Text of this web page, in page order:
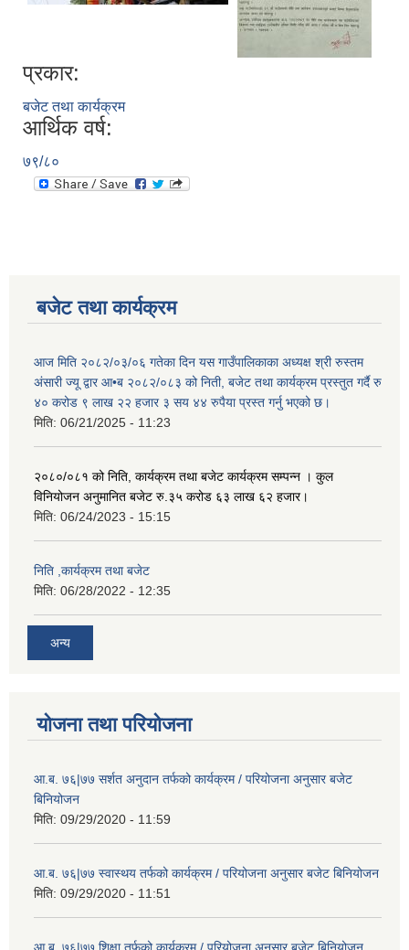
प्रकार:
बजेट तथा कार्यक्रम
आर्थिक वर्ष:
७९/८०
बजेट तथा कार्यक्रम
आज मिति २०८२/०३/०६ गतेका दिन यस गाउँपालिकाका अध्यक्ष श्री रुस्तम
अंसारी ज्यू द्वार आ•ब २०८२/०८३ को निती, बजेट तथा कार्यक्रम प्रस्तुत गर्दै रु
४० करोड ९ लाख २२ हजार ३ सय ४४ रुपैया प्रस्त गर्नु भएको छ।
मिति: 06/21/2025 - 11:23
२०८०/०८१ को निति, कार्यक्रम तथा बजेट कार्यक्रम सम्पन्न । कुल
विनियोजन अनुमानित बजेट रु.३५ करोड ६३ लाख ६२ हजार।
मिति: 06/24/2023 - 15:15
निति ,कार्यक्रम तथा बजेट
मिति: 06/28/2022 - 12:35
अन्य
योजना तथा परियोजना
आ.ब. ७६|७७ सर्शत अनुदान तर्फको कार्यक्रम / परियोजना अनुसार बजेट
बिनियोजन
मिति: 09/29/2020 - 11:59
आ.ब. ७६|७७ स्वास्थय तर्फको कार्यक्रम / परियोजना अनुसार बजेट बिनियोजन
मिति: 09/29/2020 - 11:51